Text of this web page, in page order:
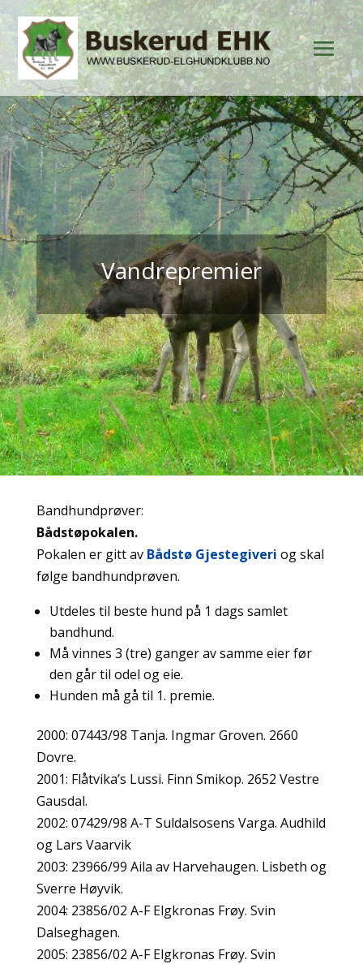
Vandrepremier
Bandhundprøver:
Bådstøpokalen.
Pokalen er gitt av Bådstø Gjestegiveri og skal
følge bandhundprøven.
Utdeles til beste hund på 1 dags samlet
bandhund.
Må vinnes 3 (tre) ganger av samme eier før
den går til odel og eie.
Hunden må gå til 1. premie.
2000: 07443/98 Tanja. Ingmar Groven. 2660
Dovre.
2001: Flåtvika’s Lussi. Finn Smikop. 2652 Vestre
Gausdal.
2002: 07429/98 A-T Suldalsosens Varga. Audhild
og Lars Vaarvik
2003: 23966/99 Aila av Harvehaugen. Lisbeth og
Sverre Høyvik.
2004: 23856/02 A-F Elgkronas Frøy. Svin
Dalseghagen.
2005: 23856/02 A-F Elgkronas Frøy. Svin